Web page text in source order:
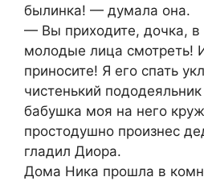
былинка! — думала она.
— Вы приходите, дочка,
молодые лица смотреть!
приносите! Я его спать
чистенький
бабушка моя на него
простодушно произнес
гладил Диора.
Дома Ника прошла в